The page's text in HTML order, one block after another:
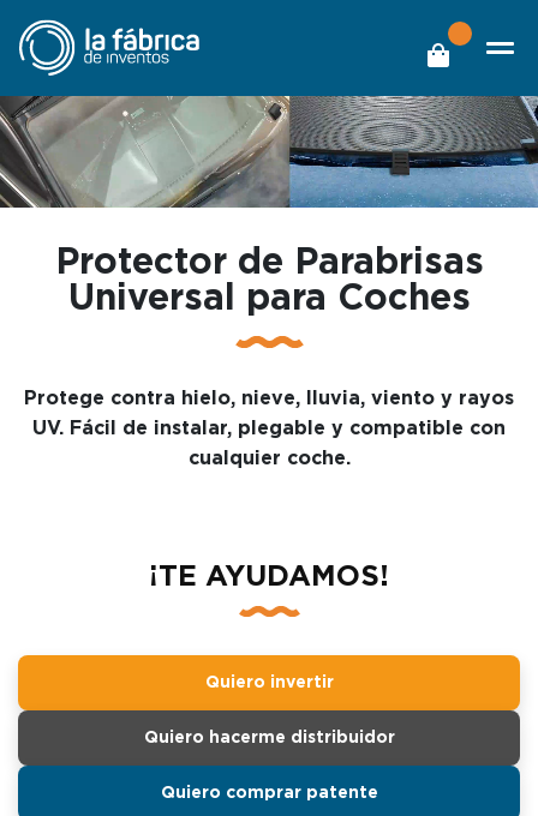
Protector de Parabrisas
Universal para Coches
Protege contra hielo, nieve, lluvia, viento y rayos
UV. Fácil de instalar, plegable y compatible con
cualquier coche.
¡TE AYUDAMOS!
Quiero invertir
Quiero hacerme distribuidor
Quiero comprar patente